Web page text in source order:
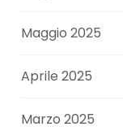
Maggio 2025
Aprile 2025
Marzo 2025